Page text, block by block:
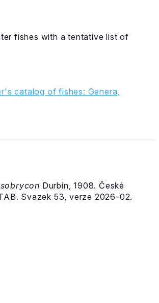
fishes with a tentative list of
catalog of fishes: Genera,
Durbin, 1908. České
Svazek 53, verze 2026-02.